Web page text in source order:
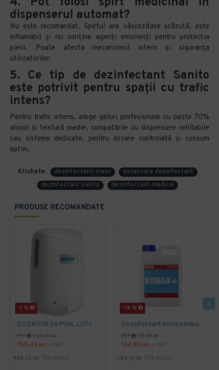
dispenserul automat?
Nu este recomandat. Spirtul are vâscozitate scăzută, este
inflamabil și nu conține agenți emolienți pentru protecția
pielii. Poate afecta mecanismul intern și siguranța
utilizatorilor.
5. Ce tip de dezinfectant Sanito
este potrivit pentru spații cu trafic
intens?
Pentru trafic intens, alege geluri profesionale cu peste 70%
alcool și textură medie, compatibile cu dispensere refillabile
sau sisteme dedicate, pentru dozare controlată și consum
optim.
Etichete: dezinfectanti maini
dozatoare dezinfectant
dezinfectant sanito
dezinfectant medical
PRODUSE RECOMANDATE
-1 %
DOZATOR SAPUN, LOTIUNE SI DEZINFECTANT NEXA COMPACT TOUCH FREE WHITE 750ML Ecolab
PRP 768,66 lei
760,43 lei + TVA
920,12 lei TVA inclus
-16 %
Dezinfectant lichid pentru maini, Konga, 5L - Avizat MS - medical
PRP 159,89 lei
134,80 lei + TVA
163,11 lei TVA inclus